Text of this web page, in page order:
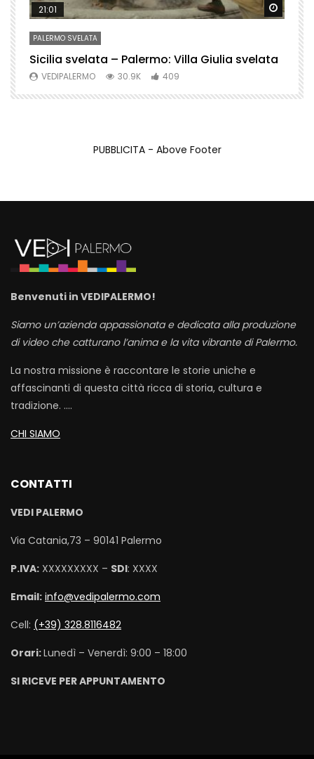
Watch Later Watch
21:01
PALERMO SVELATA
Sicilia svelata – Palermo: Villa Giulia svelata
VEDIPALERMO 30.9K 409
PUBBLICITA - Above Footer
Benvenuti in VEDIPALERMO!
Siamo un’azienda appassionata e dedicata alla produzione
di video che catturano l’anima e la vita vibrante di Palermo.
La nostra missione è raccontare le storie uniche e
affascinanti di questa città ricca di storia, cultura e
tradizione. ….
CHI SIAMO
CONTATTI
VEDI PALERMO
Via Catania,73 – 90141 Palermo
P.IVA: XXXXXXXXX – SDI: XXXX
Email: info@vedipalermo.com
Cell: (+39) 328.8116482
Orari:Lunedì – Venerdì: 9:00 – 18:00
SI RICEVE PER APPUNTAMENTO